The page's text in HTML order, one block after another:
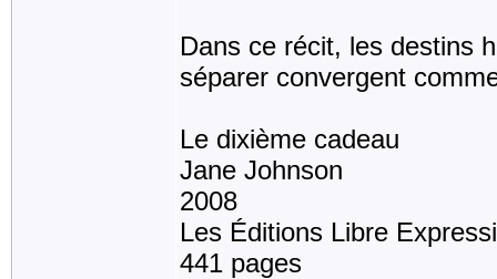
Dans ce récit, les destins
séparer convergent
Le dixième cadeau
Jane Johnson
2008
Les Éditions Libre
441 pages